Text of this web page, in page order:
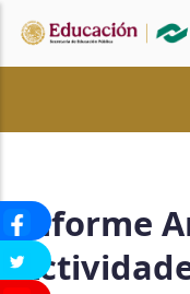
Informe